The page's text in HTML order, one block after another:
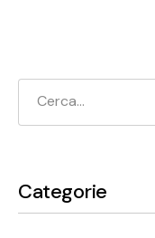
Categorie